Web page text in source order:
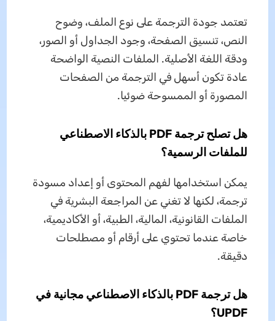
تعتمد جودة الترجمة على نوع الملف، وضوح
النص، تنسيق الصفحة، وجود الجداول أو الصور،
ودقة اللغة الأصلية. الملفات النصية الواضحة
عادة تكون أسهل في الترجمة من الصفحات
المصورة أو الممسوحة ضوئيا.
هل تصلح ترجمة PDF بالذكاء الاصطناعي
للملفات الرسمية؟
يمكن استخدامها لفهم المحتوى أو إعداد مسودة
ترجمة، لكنها لا تغني عن المراجعة البشرية في
الملفات القانونية، المالية، الطبية، أو الأكاديمية،
خاصة عندما تحتوي على أرقام أو مصطلحات
دقيقة.
هل ترجمة PDF بالذكاء الاصطناعي مجانية في
UPDF؟